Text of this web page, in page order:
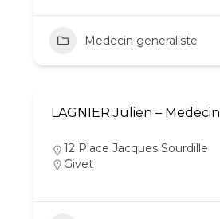
Medecin generaliste
LAGNIER Julien –
12 Place Jacques Sourdille
Givet